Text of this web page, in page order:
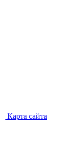
Карта сайта